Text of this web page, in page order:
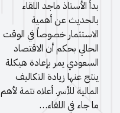
بدأ الأستاذ ماجد اللقاء
بالحديث عن أهمية
الاستثمار خصوصاً في الوقت
الحالي بحكم أن الاقتصاد
السعودي يمر بإعادة هيكلة
ينتج عنها زيادة التكاليف
المالية للأسر. أعلاه تتمة لأهم
ما جاء في اللقاء…